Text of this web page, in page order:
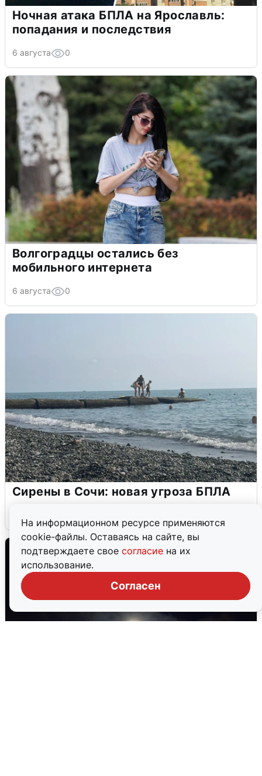
На информационном ресурсе применяются
cookie-файлы. Оставаясь на сайте, вы
подтверждаете свое согласие на их
использование.
Согласен
Ночная атака БПЛА на Ярославль:
попадания и последствия
6 августа 0
Волгоградцы остались без
мобильного интернета
6 августа 0
Сирены в Сочи: новая угроза БПЛА